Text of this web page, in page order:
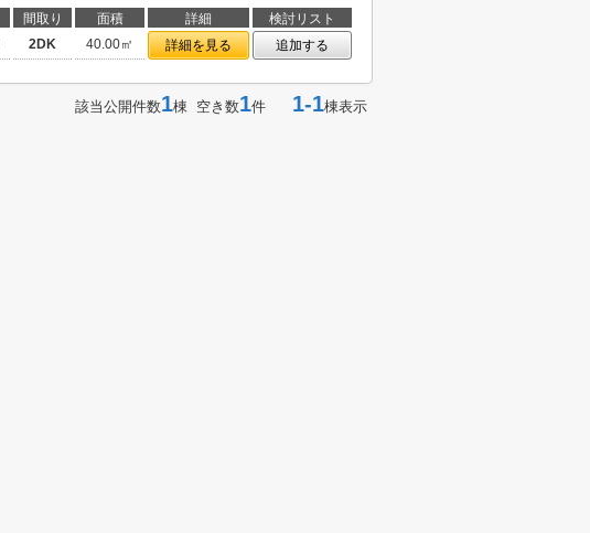
間取り 面積 詳細
検討リスト
2DK 40.00㎡ 詳細を見る 追加する
該当公開件数1棟 空き数1件 1-1棟表示